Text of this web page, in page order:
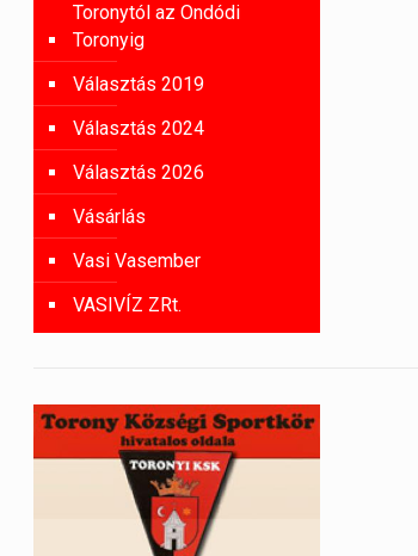
Toronytól az Ondódi
Toronyig
Választás 2019
Választás 2024
Választás 2026
Vásárlás
Vasi Vasember
VASIVÍZ ZRt.